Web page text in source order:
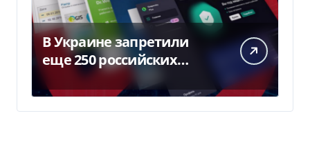
В Украине запретили
еще 250 российских
программ и видов
оборудования — Delo.ua